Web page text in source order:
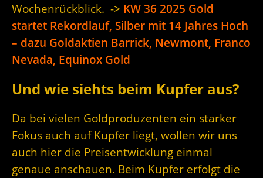
Wochenrückblick. -> KW 36 2025 Gold
startet Rekordlauf, Silber mit 14 Jahres Hoch
– dazu Goldaktien Barrick, Newmont, Franco
Nevada, Equinox Gold
Und wie siehts beim Kupfer aus?
Da bei vielen Goldproduzenten ein starker
Fokus auch auf Kupfer liegt, wollen wir uns
auch hier die Preisentwicklung einmal
genaue anschauen. Beim Kupfer erfolgt die